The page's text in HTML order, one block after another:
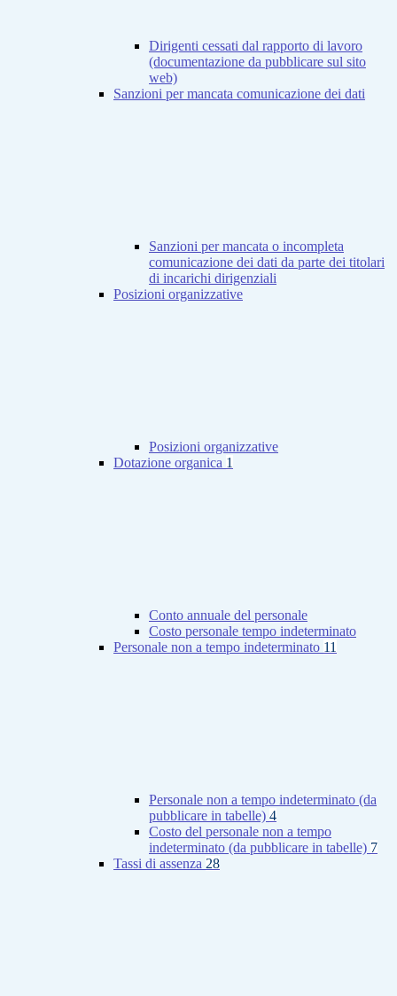
Dirigenti cessati dal rapporto di lavoro
(documentazione da pubblicare sul sito
web)
Sanzioni per mancata comunicazione dei dati
Sanzioni per mancata o incompleta
comunicazione dei dati da parte dei titolari
di incarichi dirigenziali
Posizioni organizzative
Posizioni organizzative
Dotazione organica 1
Conto annuale del personale
Costo personale tempo indeterminato
Personale non a tempo indeterminato 11
Personale non a tempo indeterminato (da
pubblicare in tabelle) 4
Costo del personale non a tempo
indeterminato (da pubblicare in tabelle) 7
Tassi di assenza 28